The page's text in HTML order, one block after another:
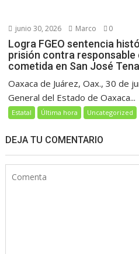
junio 30, 2026 Marco 0
Logra FGEO sentencia
prisión contra responsable
cometida en San José
Oaxaca de Juárez, Oax., 30 de
General del Estado de Oaxaca...
Estatal Última hora Uncategorized
DEJA TU COMENTARIO